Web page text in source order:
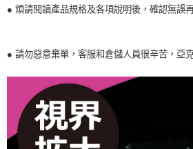
● 煩請閱讀產品規格及各項說明後，確認無誤
● 請勿惡意棄單，客服和倉儲人員很辛苦，亞